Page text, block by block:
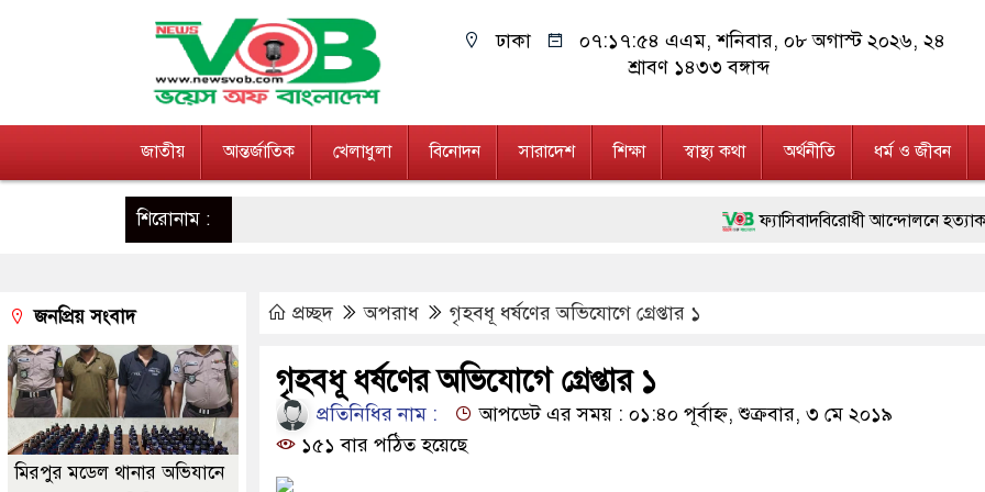
ঢাকা ০৭:১৭:৫৫ এএম, শনিবার, ০৮ অগাস্ট ২০২৬, ২৪
শ্রাবণ ১৪৩৩ বঙ্গাব্দ
জাতীয় আন্তর্জাতিক খেলাধুলা বিনোদন সারাদেশ শিক্ষা স্বাস্থ্য কথা অর্থনীতি ধর্ম ও জীবন
শিরোনাম : ফ্যাসিবাদবিরোধী আন্দোলনে হত্যাকাণ্ডের
জনগণ পরিবর্তন চেয়েছে বলেই জুলাই
২৮ লাখ টাকার জাল নোটসহ দুইজনকে
নেতৃত্ব ও গণতন্ত্রের মূর্তমান প্রতীক বেগম খালেদা
অবৈধ বিদেশি পিস্তল, ম্যাগাজিন ও গুলিসহ
প্রচ্ছদ অপরাধ গৃহবধূ ধর্ষণের অভিযোগে গ্রেপ্তার ১
গৃহবধূ ধর্ষণের অভিযোগে গ্রেপ্তার ১
প্রতিনিধির নাম :
আপডেট এর সময় : ০১:৪০ পূর্বাহ্ন, শুক্রবার, ৩ মে ২০১৯
১৫১ বার পঠিত হয়েছে
জনপ্রিয় সংবাদ
মিরপুর মডেল থানার অভিযানে